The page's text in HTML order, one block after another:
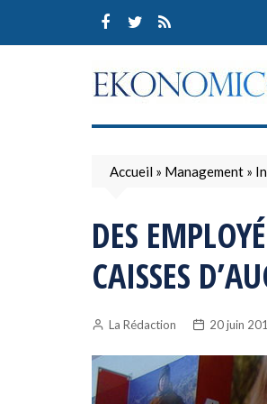
content
Accueil » Management »
DES
CAISSES
La Rédaction 20 juin